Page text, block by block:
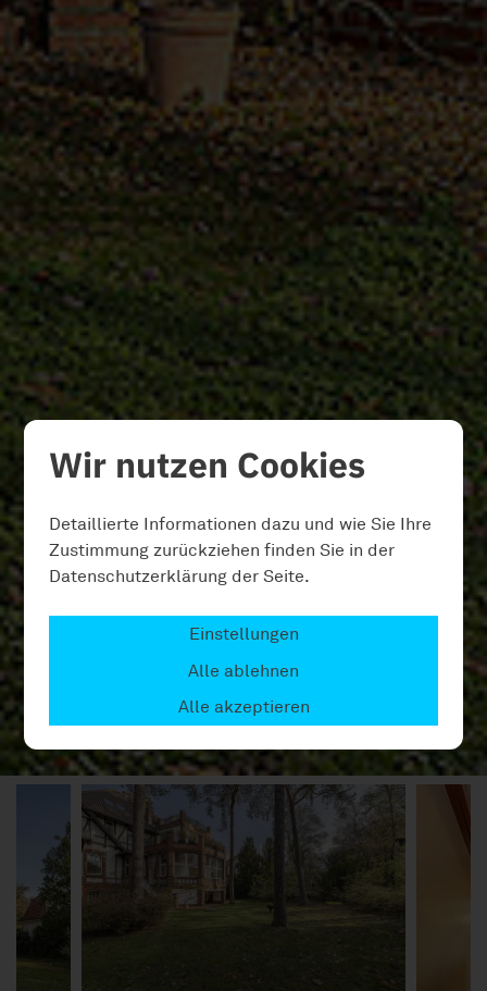
Wir nutzen Cookies
Detaillierte Informationen dazu und wie Sie Ihre
Zustimmung zurückziehen finden Sie in der
Datenschutzerklärung der Seite.
Einstellungen
Alle ablehnen
Alle akzeptieren